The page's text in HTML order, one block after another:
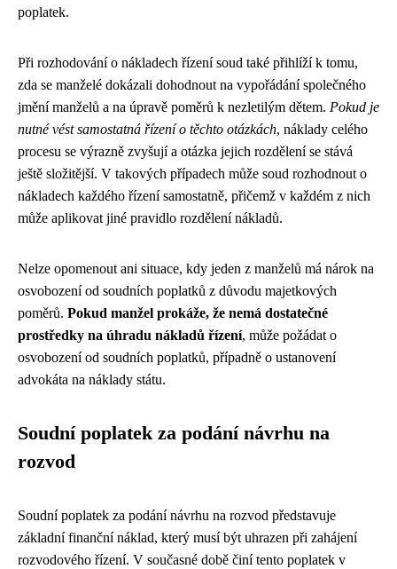
poplatek.
Při rozhodování o nákladech řízení soud také přihlíží k tomu,
zda se manželé dokázali dohodnout na vypořádání společného
jmění manželů a na úpravě poměrů k nezletilým dětem. Pokud je
nutné vést samostatná řízení o těchto otázkách, náklady celého
procesu se výrazně zvyšují a otázka jejich rozdělení se stává
ještě složitější. V takových případech může soud rozhodnout o
nákladech každého řízení samostatně, přičemž v každém z nich
může aplikovat jiné pravidlo rozdělení nákladů.
Nelze opomenout ani situace, kdy jeden z manželů má nárok na
osvobození od soudních poplatků z důvodu majetkových
poměrů. Pokud manžel prokáže, že nemá dostatečné
prostředky na úhradu nákladů řízení, může požádat o
osvobození od soudních poplatků, případně o ustanovení
advokáta na náklady státu.
Soudní poplatek za podání návrhu na
rozvod
Soudní poplatek za podání návrhu na rozvod představuje
základní finanční náklad, který musí být uhrazen při zahájení
rozvodového řízení. V současné době činí tento poplatek v